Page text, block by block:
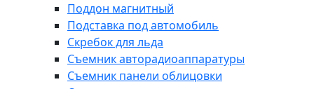
Поддон магнитный
Подставка под автомобиль
Скребок для льда
Съемник авторадиоаппаратуры
Съемник панели облицовки